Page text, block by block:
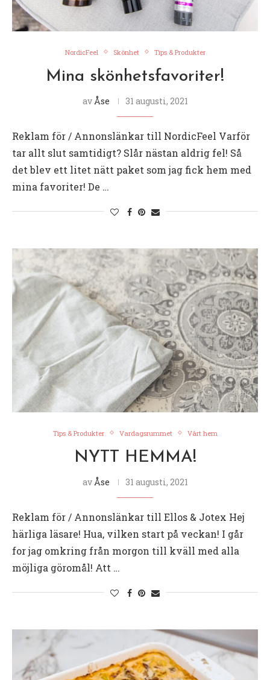
NordicFeel Skönhet Tips & Produkter
Mina skönhetsfavoriter!
av Åse 31 augusti, 2021
Reklam för / Annonslänkar till NordicFeel Varför
tar allt slut samtidigt? Slår nästan aldrig fel! Så
det blev ett litet nätt paket som jag fick hem med
mina favoriter! De …
Tips & Produkter Vardagsrummet Vårt hem
NYTT HEMMA!
av Åse 31 augusti, 2021
Reklam för / Annonslänkar till Ellos & Jotex Hej
härliga läsare! Hua, vilken start på veckan! I går
for jag omkring från morgon till kväll med alla
möjliga göromål! Att …